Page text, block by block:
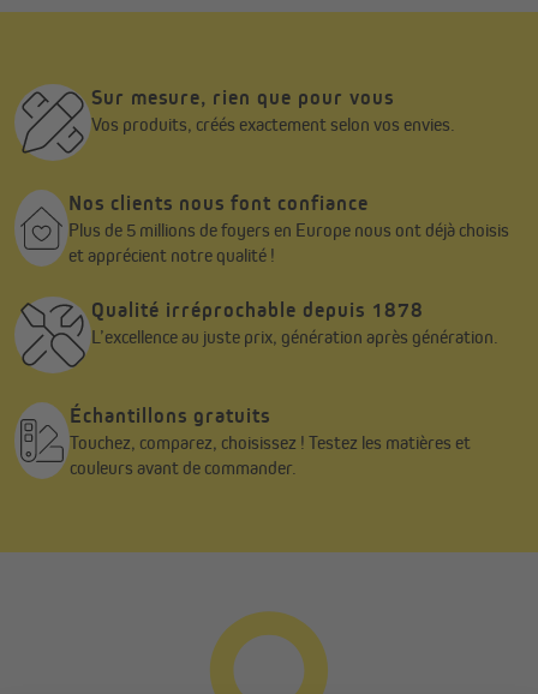
Sur mesure, rien que pour vous
Vos produits, créés exactement selon vos envies.
Nos clients nous font confiance
Plus de 5 millions de foyers en Europe nous ont déjà choisis
et apprécient notre qualité !
Qualité irréprochable depuis 1878
L’excellence au juste prix, génération après génération.
Échantillons gratuits
Touchez, comparez, choisissez ! Testez les matières et
couleurs avant de commander.